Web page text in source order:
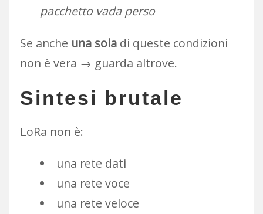
pacchetto vada perso
Se anche una soladi queste condizioni
non è vera → guarda altrove.
Sintesi brutale
LoRa non è:
una rete dati
una rete voce
una rete veloce